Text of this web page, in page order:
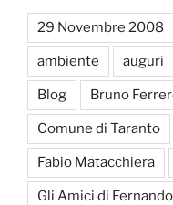
29 Novembre 2008
ambiente auguri
Blog Bruno
Comune di Taranto
Fabio Matacchiera
Gli Amici di Fernando